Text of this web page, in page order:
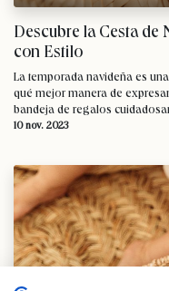
Descubre la Cesta
con Estilo
La temporada navideña es
qué mejor manera de
bandeja de regalos
10 nov. 2023